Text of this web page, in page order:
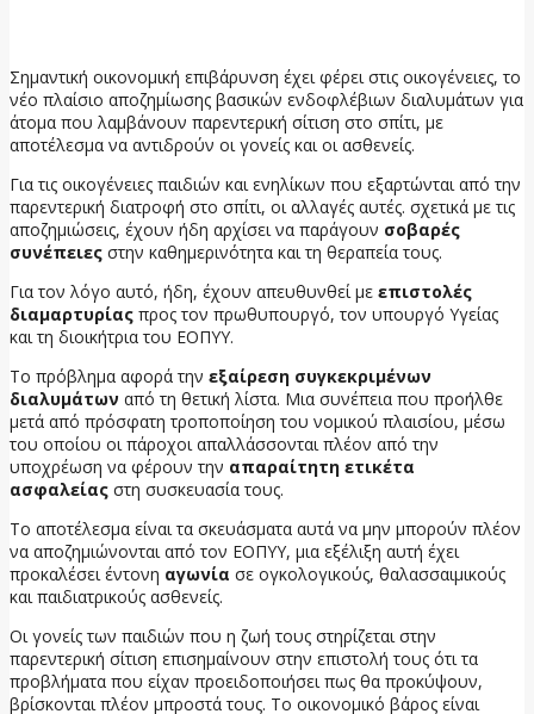
Σημαντική οικονομική επιβάρυνση έχει φέρει στις οικογένειες, το
νέο πλαίσιο αποζημίωσης βασικών ενδοφλέβιων διαλυμάτων για
άτομα που λαμβάνουν παρεντερική σίτιση στο σπίτι, με
αποτέλεσμα να αντιδρούν οι γονείς και οι ασθενείς.
Για τις οικογένειες παιδιών και ενηλίκων που εξαρτώνται από την
παρεντερική διατροφή στο σπίτι, οι αλλαγές αυτές. σχετικά με τις
αποζημιώσεις, έχουν ήδη αρχίσει να παράγουν σοβαρές
συνέπειες στην καθημερινότητα και τη θεραπεία τους.
Για τον λόγο αυτό, ήδη, έχουν απευθυνθεί με επιστολές
διαμαρτυρίας προς τον πρωθυπουργό, τον υπουργό Υγείας
και τη διοικήτρια του ΕΟΠΥΥ.
Το πρόβλημα αφορά την εξαίρεση συγκεκριμένων
διαλυμάτων από τη θετική λίστα. Μια συνέπεια που προήλθε
μετά από πρόσφατη τροποποίηση του νομικού πλαισίου, μέσω
του οποίου οι πάροχοι απαλλάσσονται πλέον από την
υποχρέωση να φέρουν την απαραίτητη ετικέτα
ασφαλείας στη συσκευασία τους.
Το αποτέλεσμα είναι τα σκευάσματα αυτά να μην μπορούν πλέον
να αποζημιώνονται από τον ΕΟΠΥΥ, μια εξέλιξη αυτή έχει
προκαλέσει έντονη αγωνία σε ογκολογικούς, θαλασσαιμικούς
και παιδιατρικούς ασθενείς.
Οι γονείς των παιδιών που η ζωή τους στηρίζεται στην
παρεντερική σίτιση επισημαίνουν στην επιστολή τους ότι τα
προβλήματα που είχαν προειδοποιήσει πως θα προκύψουν,
βρίσκονται πλέον μπροστά τους. Το οικονομικό βάρος είναι